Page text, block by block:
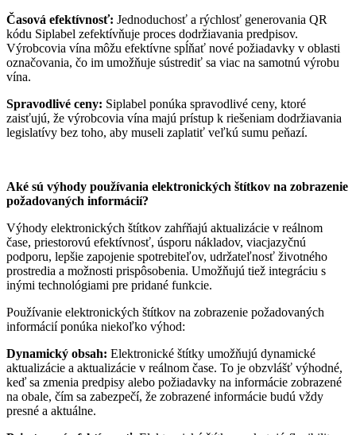
Časová efektívnosť: Jednoduchosť a rýchlosť generovania QR
kódu Siplabel zefektívňuje proces dodržiavania predpisov.
Výrobcovia vína môžu efektívne spĺňať nové požiadavky v oblasti
označovania, čo im umožňuje sústrediť sa viac na samotnú výrobu
vína.
Spravodlivé ceny: Siplabel ponúka spravodlivé ceny, ktoré
zaisťujú, že výrobcovia vína majú prístup k riešeniam dodržiavania
legislatívy bez toho, aby museli zaplatiť veľkú sumu peňazí.
Aké sú výhody používania elektronických štítkov na zobrazenie
požadovaných informácií?
Výhody elektronických štítkov zahŕňajú aktualizácie v reálnom
čase, priestorovú efektívnosť, úsporu nákladov, viacjazyčnú
podporu, lepšie zapojenie spotrebiteľov, udržateľnosť životného
prostredia a možnosti prispôsobenia. Umožňujú tiež integráciu s
inými technológiami pre pridané funkcie.
Používanie elektronických štítkov na zobrazenie požadovaných
informácií ponúka niekoľko výhod:
Dynamický obsah: Elektronické štítky umožňujú dynamické
aktualizácie a aktualizácie v reálnom čase. To je obzvlášť výhodné,
keď sa zmenia predpisy alebo požiadavky na informácie zobrazené
na obale, čím sa zabezpečí, že zobrazené informácie budú vždy
presné a aktuálne.